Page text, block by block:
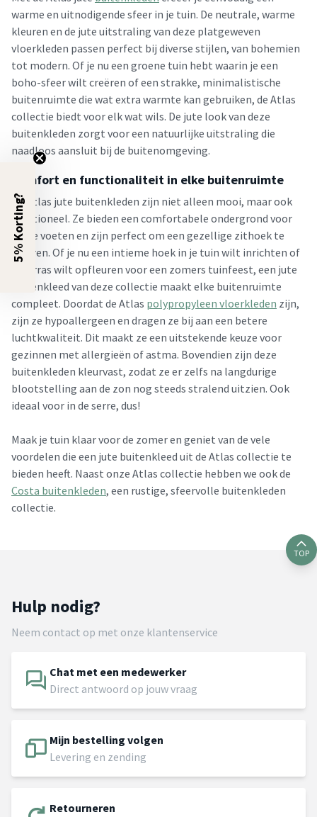
warme en uitnodigende sfeer in je tuin. De neutrale, warme
kleuren en de jute uitstraling van deze platgeweven
vloerkleden passen perfect bij diverse stijlen, van bohemien
tot modern. Of je nu een groene tuin hebt waarin je een
boho-sfeer wilt creëren of een strakke, minimalistische
buitenruimte die wat extra warmte kan gebruiken, de Atlas
collectie biedt voor elk wat wils. De jute look van deze
buitenkleden zorgt voor een natuurlijke uitstraling die
naadloos aansluit bij de buitenomgeving.
Comfort en functionaliteit in elke buitenruimte
De Atlas jute buitenkleden zijn niet alleen mooi, maar ook
functioneel. Ze bieden een comfortabele ondergrond voor
blote voeten en zijn perfect om een gezellige zithoek te
creëren. Of je nu een intieme hoek in je tuin wilt inrichten of
je terras wilt opfleuren voor een zomers tuinfeest, een jute
buitenkleed van deze collectie maakt elke buitenruimte
compleet. Doordat de Atlas polypropyleen vloerkleden zijn,
zijn ze hypoallergeen en dragen ze bij aan een betere
luchtkwaliteit. Dit maakt ze een uitstekende keuze voor
gezinnen met allergieën of astma. Bovendien zijn deze
buitenkleden kleurvast, zodat ze er zelfs na langdurige
blootstelling aan de zon nog steeds stralend uitzien. Ook
ideaal voor in de serre, dus!
Maak je tuin klaar voor de zomer en geniet van de vele
voordelen die een jute buitenkleed uit de Atlas collectie te
bieden heeft. Naast onze Atlas collectie hebben we ook de
Costa buitenkleden, een rustige, sfeervolle buitenkleden
collectie.
TOP
Hulp nodig?
Neem contact op met onze klantenservice
Chat met een medewerker
Direct antwoord op jouw vraag
Mijn bestelling volgen
Levering en zending
Retourneren
5% Korting?